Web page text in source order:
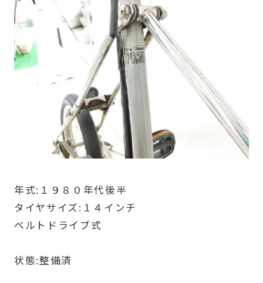
年式:１９８０年代後半
タイヤサイズ:１４インチ
ベルトドライブ式
状態:整備済